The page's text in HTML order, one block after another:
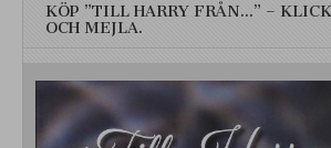
KÖP ”TILL HARRY FRÅN…” –
OCH MEJLA.